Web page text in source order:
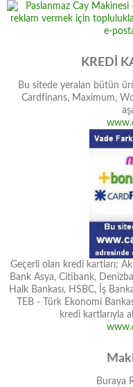
KREDİ
Bu sitede yeralan bütün
Cardfinans, Maximum,
Geçerli olan kredi kartları;
Bank Asya, Citibank,
Halk Bankası, HSBC, İş
TEB - Türk Ekonomi
kredi kartlarıyla
Buraya